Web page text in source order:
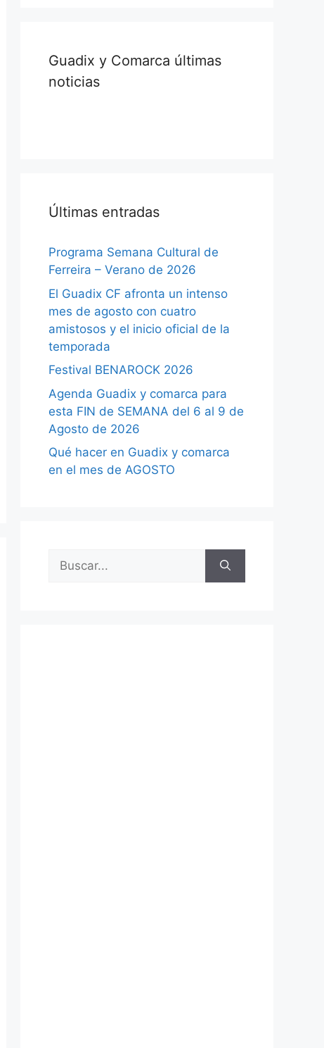
Guadix y Comarca últimas
noticias
Últimas entradas
Programa Semana Cultural de
Ferreira – Verano de 2026
El Guadix CF afronta un intenso
mes de agosto con cuatro
amistosos y el inicio oficial de la
temporada
Festival BENAROCK 2026
Agenda Guadix y comarca para
esta FIN de SEMANA del 6 al 9 de
Agosto de 2026
Qué hacer en Guadix y comarca
en el mes de AGOSTO
Buscar: